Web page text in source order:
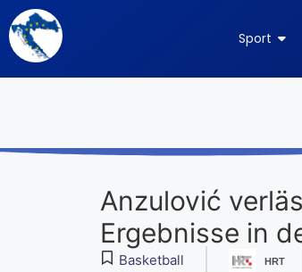
Sport
Anzulović
Ergebnisse in
Basketball HRT